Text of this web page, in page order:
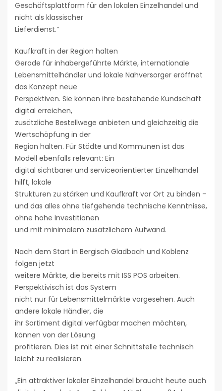
Geschäftsplattform für den lokalen Einzelhandel und
nicht als klassischer
Lieferdienst.“
Kaufkraft in der Region halten
Gerade für inhabergeführte Märkte, internationale
Lebensmittelhändler und lokale Nahversorger eröffnet
das Konzept neue
Perspektiven. Sie können ihre bestehende Kundschaft
digital erreichen,
zusätzliche Bestellwege anbieten und gleichzeitig die
Wertschöpfung in der
Region halten. Für Städte und Kommunen ist das
Modell ebenfalls relevant: Ein
digital sichtbarer und serviceorientierter Einzelhandel
hilft, lokale
Strukturen zu stärken und Kaufkraft vor Ort zu binden –
und das alles ohne tiefgehende technische Kenntnisse,
ohne hohe Investitionen
und mit minimalem zusätzlichem Aufwand.
Nach dem Start in Bergisch Gladbach und Koblenz
folgen jetzt
weitere Märkte, die bereits mit ISS POS arbeiten.
Perspektivisch ist das System
nicht nur für Lebensmittelmärkte vorgesehen. Auch
andere lokale Händler, die
ihr Sortiment digital verfügbar machen möchten,
können von der Lösung
profitieren. Dies ist mit einer Schnittstelle technisch
leicht zu realisieren.
„Ein attraktiver lokaler Einzelhandel braucht heute auch